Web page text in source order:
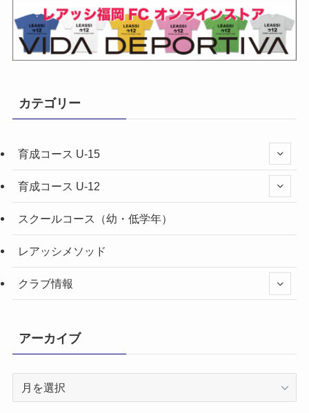
カテゴリー
育成コース U-15
育成コース U-12
スクールコース（幼・低学年）
レアッシメソッド
クラブ情報
アーカイブ